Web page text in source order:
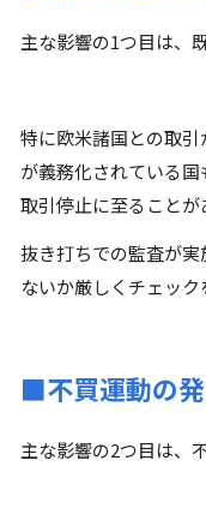
主な影響の1つ目は、
特に欧米諸国との取
が義務化されている
取引停止に至ることが
抜き打ちでの監査が
ないか厳しくチェック
■不買運動の
主な影響の2つ目は、